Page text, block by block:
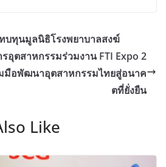
บทุนมูลนิธิโรงพยาบาลสงฆ์
อุตสาหกรรมร่วมงาน FTI Expo 2
มือพัฒนาอุตสาหกรรมไทยสู่อนาค
ตที่ยั่งยืน
Like